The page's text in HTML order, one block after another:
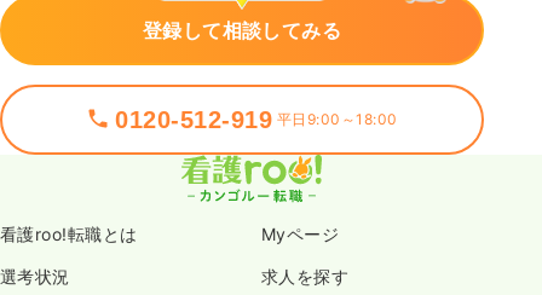
登録して相談してみる
0120-512-919 平日9:00～18:00
看護roo!転職とは Myページ
選考状況 求人を探す